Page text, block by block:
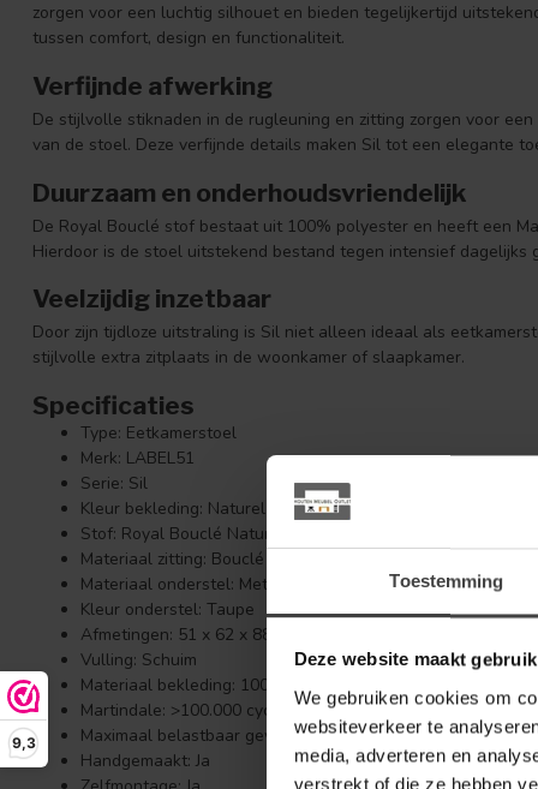
Toestemming
Deze website maakt
We gebruiken cookies om
websiteverkeer te
media, adverteren en
verstrekt of die ze hebben
9,3
zorgen voor een luchtig silhouet en bieden tegelijkertijd
tussen comfort, design en functionaliteit.
Verfijnde afwerking
De stijlvolle stiknaden in de rugleuning en zitting zorgen voor
van de stoel. Deze verfijnde details maken Sil tot een elegante
Duurzaam en onderhoudsvriendelijk
De Royal Bouclé stof bestaat uit 100% polyester en heeft een
Hierdoor is de stoel uitstekend bestand tegen intensief dagelijks
Veelzijdig inzetbaar
Door zijn tijdloze uitstraling is Sil niet alleen ideaal als
stijlvolle extra zitplaats in de woonkamer of slaapkamer.
Specificaties
Type: Eetkamerstoel
Merk: LABEL51
Serie: Sil
Kleur bekleding: Naturel
Stof: Royal Bouclé Naturel
Materiaal zitting: Bouclé
Materiaal onderstel: Metaal
Kleur onderstel: Taupe
Afmetingen: 51 x 62 x 88 cm
Vulling: Schuim
Materiaal bekleding: 100% polyester
Martindale: >100.000 cycles
Maximaal belastbaar gewicht: 120 kg
Handgemaakt: Ja